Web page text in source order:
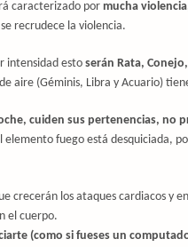
caracterizado por mucha
recrudece la violencia.
intensidad esto serán Rata,
aire (Géminis, Libra y Acuario)
cuiden sus pertenencias, no
elemento fuego está desquiciada,
crecerán los ataques cardiacos y
el cuerpo.
(como si fueses un